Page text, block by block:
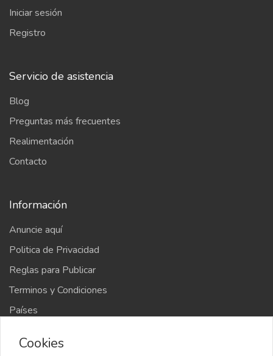
Iniciar sesión
Registro
Servicio de asistencia
Blog
Preguntas más frecuentes
Realimentación
Contacto
Información
Anuncie aquí
Politica de Privacidad
Reglas para Publicar
Terminos y Condiciones
Países
Cookies